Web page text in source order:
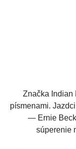
Značka Indian
písmenami.
— Ernie
súperenie